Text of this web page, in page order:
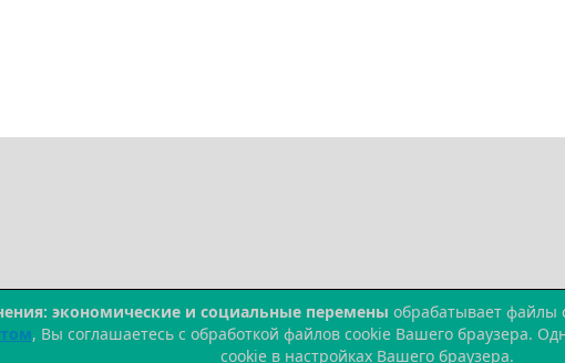
экономические и социальные перемены обрабатывает файлы
, Вы соглашаетесь с обработкой файлов cookie Вашего браузера.
cookie в настройках Вашего браузера.